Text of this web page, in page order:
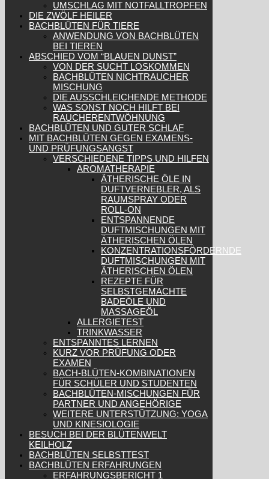
UMSCHLAG MIT NOTFALLTROPFEN
DIE ZWÖLF HEILER
BACHBLÜTEN FÜR TIERE
ANWENDUNG VON BACHBLÜTEN
BEI TIEREN
ABSCHIED VOM “BLAUEN DUNST”
VON DER SUCHT LOSKOMMEN
BACHBLÜTEN NICHTRAUCHER
MISCHUNG
DIE AUSSCHLEICHENDE METHODE
WAS SONST NOCH HILFT BEI
RAUCHERENTWÖHNUNG
BACHBLÜTEN UND GUTER SCHLAF
MIT BACHBLÜTEN GEGEN EXAMENS-
UND PRÜFUNGSANGST
VERSCHIEDENE TIPPS UND HILFEN
AROMATHERAPIE
ÄTHERISCHE ÖLE IN
DUFTVERNEBLER, ALS
RAUMSPRAY ODER
ROLL-ON
ENTSPANNENDE
DUFTMISCHUNGEN MIT
ÄTHERISCHEN ÖLEN
KONZENTRATIONSFÖRDERNDE
DUFTMISCHUNGEN MIT
ÄTHERISCHEN ÖLEN
REZEPTE FÜR
SELBSTGEMACHTE
BADEÖLE UND
MASSAGEÖL
ALLERGIETEST
TRINKWASSER
ENTSPANNTES LERNEN
KURZ VOR PRÜFUNG ODER
EXAMEN
BACH-BLÜTEN-KOMBINATIONEN
FÜR SCHÜLER UND STUDENTEN
BACHBLÜTEN-MISCHUNGEN FÜR
PARTNER UND ANGEHÖRIGE
WEITERE UNTERSTÜTZUNG: YOGA
UND KINESIOLOGIE
BESUCH BEI DER BLÜTENWELT
KEILHOLZ
BACHBLÜTEN SELBSTTEST
BACHBLÜTEN ERFAHRUNGEN
ERFAHRUNGSBERICHT 1